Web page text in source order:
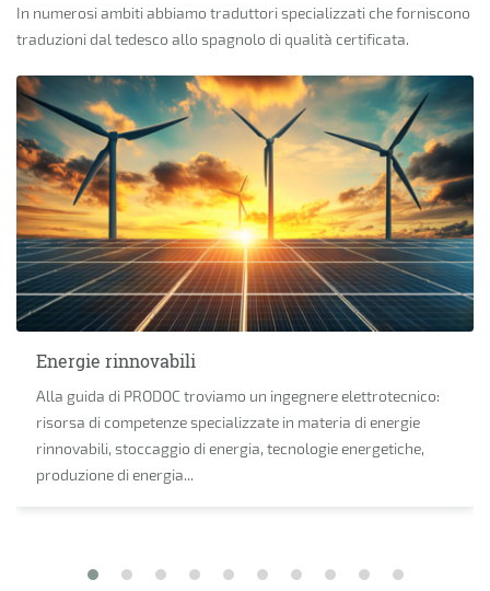
In numerosi ambiti abbiamo traduttori specializzati che forniscono
traduzioni dal tedesco allo spagnolo di qualità certificata.
Energie rinnovabili
Alla guida di PRODOC troviamo un ingegnere elettrotecnico:
risorsa di competenze specializzate in materia di energie
rinnovabili, stoccaggio di energia, tecnologie energetiche,
produzione di energia...